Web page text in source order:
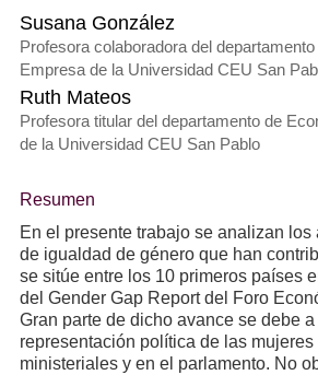
Susana González
Profesora colaboradora del
Empresa de la Universidad CEU San
Ruth Mateos
Profesora titular del departamento de
de la Universidad CEU San Pablo
Resumen
En el presente trabajo se analizan los
de igualdad de género que han
se sitúe entre los 10 primeros países
del Gender Gap Report del Foro
Gran parte de dicho avance se debe
representación política de las
ministeriales y en el parlamento. No